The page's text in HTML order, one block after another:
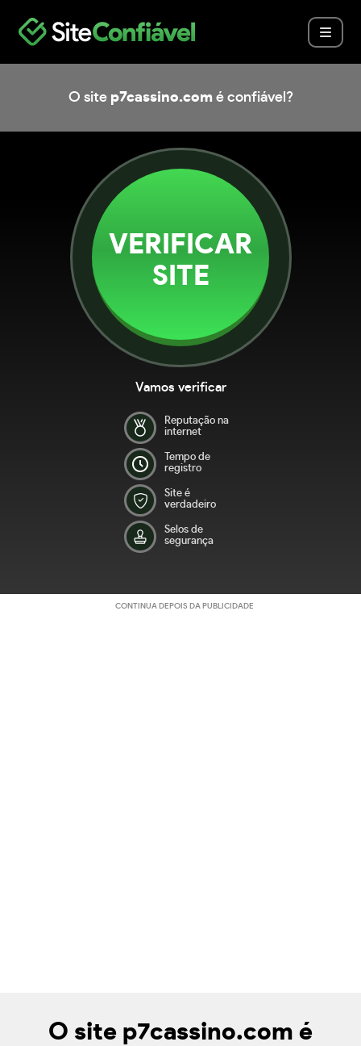
O site p7cassino.com é confiável?
VERIFICAR
SITE
Vamos verificar
Reputação na
internet
Tempo de
registro
Site é
verdadeiro
Selos de
segurança
CONTINUA DEPOIS DA PUBLICIDADE
O site p7cassino.com é